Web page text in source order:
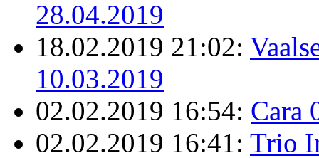
28.04.2019
18.02.2019 21:02:
10.03.2019
02.02.2019 16:54: Cara
02.02.2019 16:41: Trio